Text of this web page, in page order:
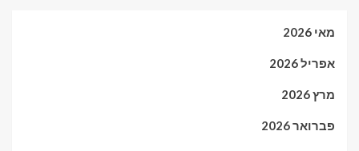
מאי 2026
אפריל 2026
מרץ 2026
פברואר 2026